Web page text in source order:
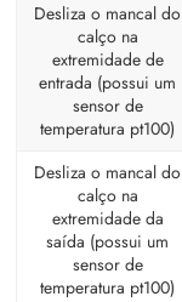
Desliza o mancal do
calço na
extremidade de
entrada (possui um
sensor de
temperatura pt100)
Desliza o mancal do
calço na
extremidade da
saída (possui um
sensor de
temperatura pt100)